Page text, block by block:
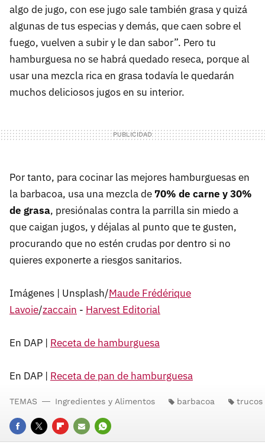
algo de jugo, con ese jugo sale también grasa y quizá
algunas de tus especias y demás, que caen sobre el
fuego, vuelven a subir y le dan sabor”. Pero tu
hamburguesa no se habrá quedado reseca, porque al
usar una mezcla rica en grasa todavía le quedarán
muchos deliciosos jugos en su interior.
Por tanto, para cocinar las mejores hamburguesas en
la barbacoa, usa una mezcla de 70% de carne y 30%
de grasa, presiónalas contra la parrilla sin miedo a
que caigan jugos, y déjalas al punto que te gusten,
procurando que no estén crudas por dentro si no
quieres exponerte a riesgos sanitarios.
Imágenes | Unsplash/Maude Frédérique
Lavoie/zaccain - Harvest Editorial
En DAP | Receta de hamburguesa
En DAP | Receta de pan de hamburguesa
FACEBOOK
TWITTERFLIPBOARD
E- WHATSAPP
TEMAS Ingredientes y Alimentos barbacoa trucos